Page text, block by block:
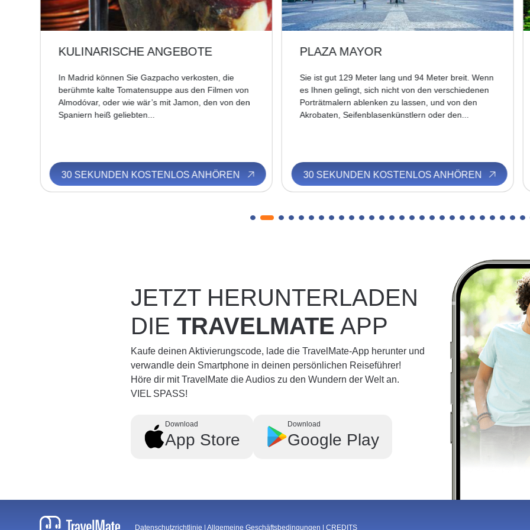
PLAZA MAYOR
Sie ist gut 129 Meter lang und 94 Meter breit. Wenn
es Ihnen gelingt, sich nicht von den verschiedenen
Porträtmalern ablenken zu lassen, und von den
Akrobaten, Seifenblasenkünstlern oder den...
30 SEKUNDEN KOSTENLOS ANHÖREN
KÖNIGSPALAST
Sie müssen wissen, das einstmals in der
muslimischen Epoche im nordwestlichen Teil des
historischen Stadtzentrums die mächtige Burg
Alcázar stand. Sie wurde umgebaut und
30 SEKUNDEN KOSTENLOS ANHÖREN
JETZT HERUNTERLADEN
DIETRAVELMATE APP
Kaufe deinen Aktivierungscode, lade die TravelMate-App herunter und
verwandle dein Smartphone in deinen persönlichen Reiseführer!
Höre dir mit TravelMate die Audios zu den Wundern der Welt an.
VIEL SPASS!
Download
App Store
Download
Google Play
Datenschutzrichtlinie Allgemeine Geschäftsbedingungen CREDITS